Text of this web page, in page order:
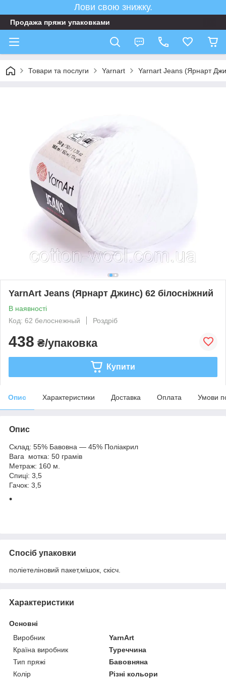
Лови свою знижку.
Продажа пряжи упаковками
Товари та послуги Yarnart Yarnart Jeans (Ярнарт
YarnArt Jeans (Ярнарт Джинс) 62 білосніжний
В наявності
Код: 62 белоснежный
Роздріб
438 ₴/упаковка
Купити
Опис Характеристики Доставка Оплата Умови
Опис
Склад: 55% Бавовна — 45% Поліакрил
Вага мотка: 50 грамів
Метраж: 160 м.
Спиці: 3,5
Гачок: 3,5
Спосіб упаковки
поліетеліновий пакет,мішок, скісч.
Характеристики
Основні
Виробник
YarnArt
Країна виробник
Туреччина
Тип пряжі
Бавовняна
Колір
Різні кольори